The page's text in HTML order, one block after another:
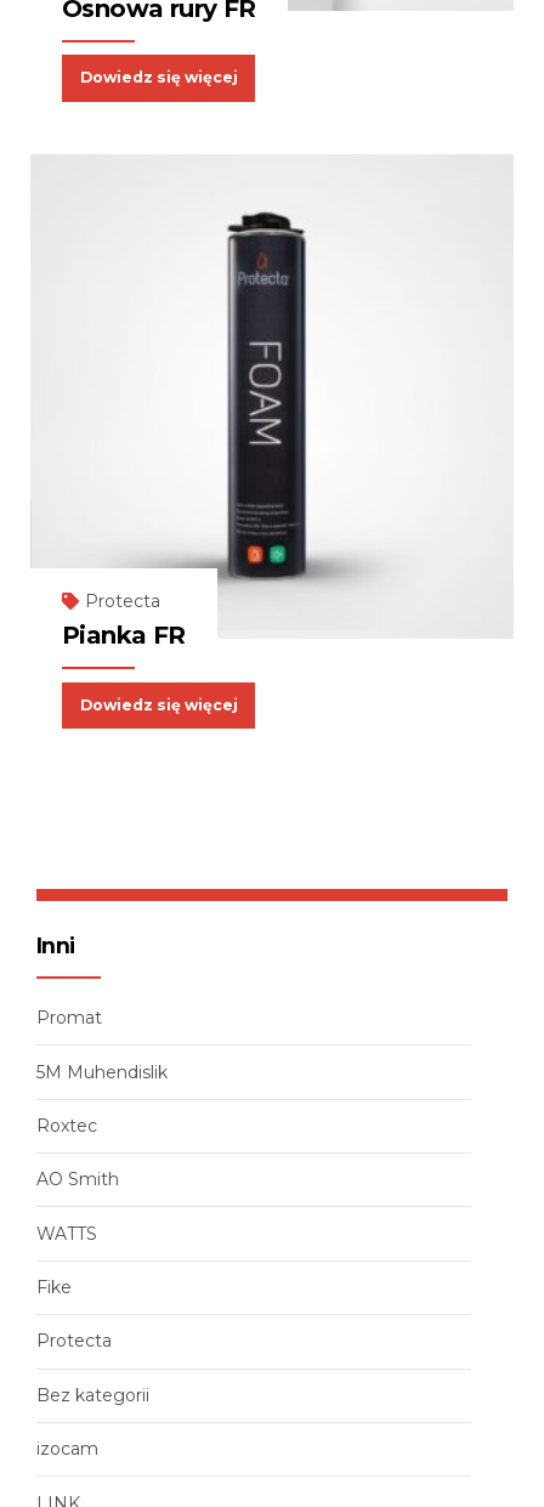
Osnowa rury FR
Dowiedz się więcej
Protecta
Pianka FR
Dowiedz się więcej
Inni
Promat
5M Muhendislik
Roxtec
AO Smith
WATTS
Fike
Protecta
Bez kategorii
izocam